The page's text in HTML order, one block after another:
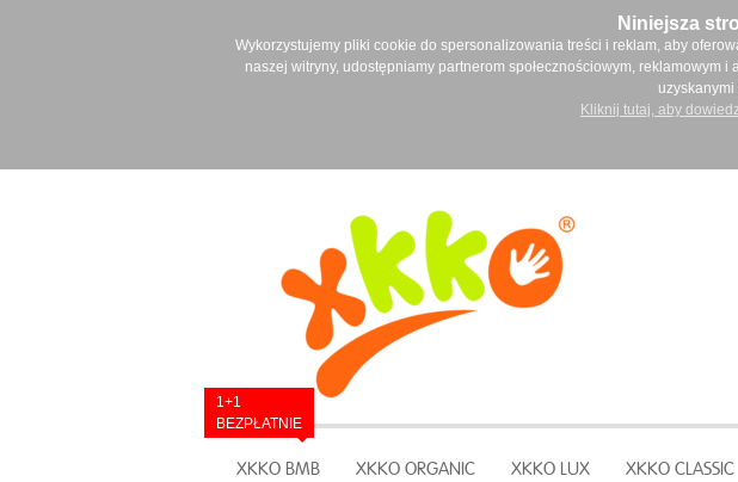
Niniejsza
Wykorzystujemy pliki cookie do spersonalizowania treści i reklam, aby
naszej witryny, udostępniamy partnerom społecznościowym, reklamowym
uzyskanymi
Kliknij tutaj, aby
XKKO BMB
1+1
BEZPŁATNIE
XKKO ORGANIC XKKO LUX XKKO CLASSIC